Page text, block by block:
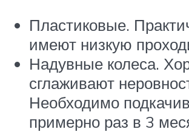
Пластиковые.
имеют низкую
Надувные колеса.
сглаживают
Необходимо
примерно раз в 3